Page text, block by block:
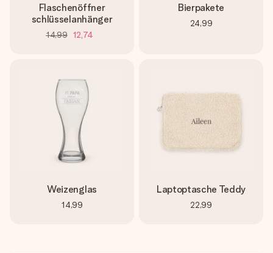
Flaschenöffner
schlüsselanhänger
14,99 12,74
Bierpakete
24,99
Weizenglas
14,99
Laptoptasche Teddy
22,99